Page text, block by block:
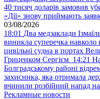
40 тисяч доларів замовив
«Дії» знову приймають
03/08/2026
18:01 Два медзаклади
виникла суперечка навколо
цивільні судна в портах
Гриценком Сергієм 14:21
Болградському районі
захисника, яка отримала
вчинили розбійний напад на
Рекламные новости